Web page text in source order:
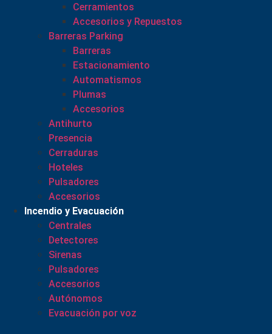
Cerramientos
Accesorios y Repuestos
Barreras Parking
Barreras
Estacionamiento
Automatismos
Plumas
Accesorios
Antihurto
Presencia
Cerraduras
Hoteles
Pulsadores
Accesorios
Incendio y Evacuación
Centrales
Detectores
Sirenas
Pulsadores
Accesorios
Autónomos
Evacuación por voz